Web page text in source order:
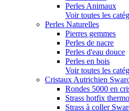
Perles Animaux
Voir toutes les
Perles Naturelles
Pierres gemmes
Perles de nacre
Perles d'eau douce
Perles en bois
Voir toutes les
Cristaux Autrichien
Rondes 5000 en
Strass hotfix
Strass à coller